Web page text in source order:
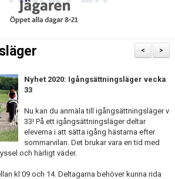
>
<
Nyhet 2020: Igångsättningsläger vecka
33
Nu kan du anmäla till igångsättningsläger v
33! På ett igångsättningsläger deltar
eleverna i att sätta igång hästarna efter
sommarvilan. Det brukar vara en tid med
och härligt väder.
kl 09 och 14. Deltagarna behöver kunna rida